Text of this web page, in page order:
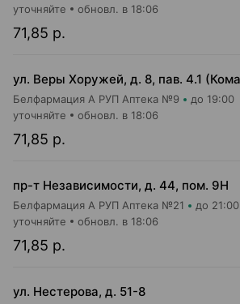
71,85 р.
уточняйте обновл. в 18:06
Белфармация А РУП Аптека №9 до 19:00
71,85 р.
уточняйте обновл. в 18:06
пр-т Независимости, д. 44, пом. 9Н
Белфармация А РУП Аптека №21 до 21:00
71,85 р.
уточняйте обновл. в 18:06
ул. Нестерова, д. 51-8